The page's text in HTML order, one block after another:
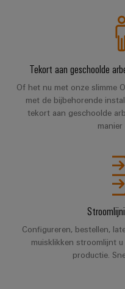
Tekort aan geschoolde
Of het nu met onze slimme
met de bijbehorende
tekort aan geschoolde
Configureren, bestellen,
muisklikken stroomlijnt
productie.